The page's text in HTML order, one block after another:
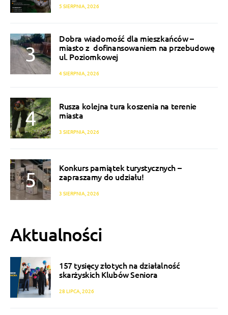
5 SIERPNIA, 2026
Dobra wiadomość dla mieszkańców –
miasto z dofinansowaniem na przebudowę
ul. Poziomkowej
4 SIERPNIA, 2026
Rusza kolejna tura koszenia na terenie
miasta
3 SIERPNIA, 2026
Konkurs pamiątek turystycznych –
zapraszamy do udziału!
3 SIERPNIA, 2026
Aktualności
157 tysięcy złotych na działalność
skarżyskich Klubów Seniora
28 LIPCA, 2026